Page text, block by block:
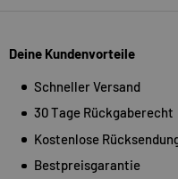
Deine Kundenvorteile
Schneller Versand
30 Tage Rückgaberecht
Kostenlose
Bestpreisgarantie